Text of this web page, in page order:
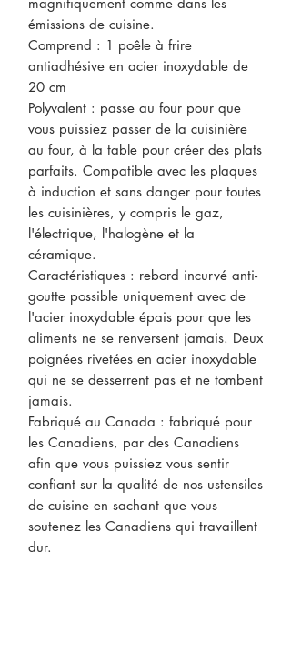
émissions de cuisine.
Comprend : 1 poêle à frire
antiadhésive en acier inoxydable de
20 cm
Polyvalent : passe au four pour que
vous puissiez passer de la cuisinière
au four, à la table pour créer des plats
parfaits. Compatible avec les plaques
à induction et sans danger pour toutes
les cuisinières, y compris le gaz,
l'électrique, l'halogène et la
céramique.
Caractéristiques : rebord incurvé anti-
goutte possible uniquement avec de
l'acier inoxydable épais pour que les
aliments ne se renversent jamais. Deux
poignées rivetées en acier inoxydable
qui ne se desserrent pas et ne tombent
jamais.
Fabriqué au Canada : fabriqué pour
les Canadiens, par des Canadiens
afin que vous puissiez vous sentir
confiant sur la qualité de nos ustensiles
de cuisine en sachant que vous
soutenez les Canadiens qui travaillent
dur.